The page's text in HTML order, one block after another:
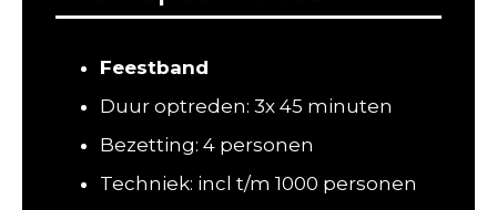
Feestband
Duur optreden: 3x 45 minuten
Bezetting: 4 personen
Techniek: incl t/m 1000 personen